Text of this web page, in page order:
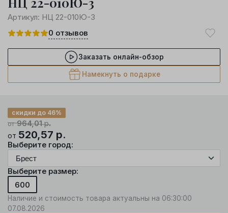
Артикул: НЦ 22-010Ю-3
0 отзывов
Заказать онлайн-обзор
Намекнуть о подарке
от964,01р.
скидки до 46%
от 520,57 р.
Выберите город:
Выберите размер:
600
Наличие и стоимость товара актуальны на 06:30:00
07.08.2026